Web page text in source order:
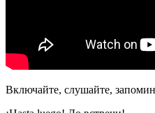
Включайте, слушайте,